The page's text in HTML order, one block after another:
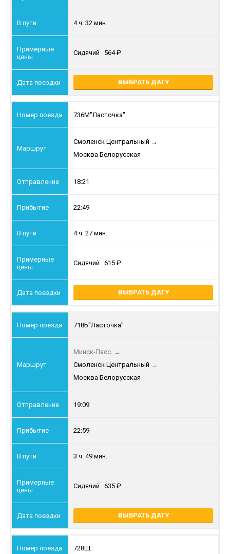
4 ч. 32 мин.
Сидячий 564
ВЫБРАТЬ ДАТУ
736М"Ласточка"
Смоленск Центральный →
Москва Белорусская
18:21
22:49
4 ч. 27 мин.
Сидячий 615
ВЫБРАТЬ ДАТУ
718Б"Ласточка"
Минск-Пасс. →
Смоленск Центральный →
Москва Белорусская
19:09
22:59
3 ч. 49 мин.
Сидячий 635
ВЫБРАТЬ ДАТУ
728Щ